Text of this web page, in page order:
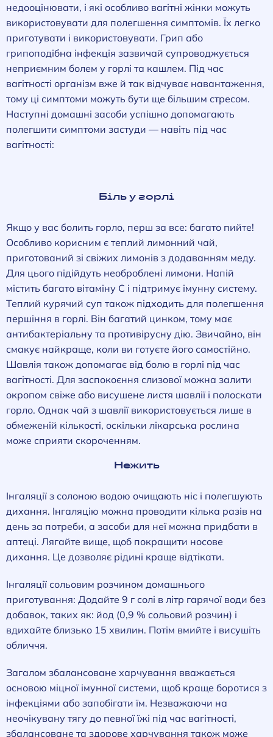
недооцінювати, і які особливо вагітні жінки можуть
використовувати для полегшення симптомів. Їх легко
приготувати і використовувати. Грип або
грипоподібна інфекція зазвичай супроводжується
неприємним болем у горлі та кашлем. Під час
вагітності організм вже й так відчуває навантаження,
тому ці симптоми можуть бути ще більшим стресом.
Наступні домашні засоби успішно допомагають
полегшити симптоми застуди — навіть під час
вагітності:
Біль у горлі
Якщо у вас болить горло, перш за все: багато пийте!
Особливо корисним є теплий лимонний чай,
приготований зі свіжих лимонів з додаванням меду.
Для цього підійдуть необроблені лимони. Напій
містить багато вітаміну С і підтримує імунну систему.
Теплий курячий суп також підходить для полегшення
першіння в горлі. Він багатий цинком, тому має
антибактеріальну та противірусну дію. Звичайно, він
смакує найкраще, коли ви готуєте його самостійно.
Шавлія також допомагає від болю в горлі під час
вагітності. Для заспокоєння слизової можна залити
окропом свіже або висушене листя шавлії і полоскати
горло. Однак чай з шавлії використовується лише в
обмеженій кількості, оскільки лікарська рослина
може сприяти скороченням.
Нежить
Інгаляції з солоною водою очищають ніс і полегшують
дихання. Інгаляцію можна проводити кілька разів на
день за потреби, а засоби для неї можна придбати в
аптеці. Лягайте вище, щоб покращити носове
дихання. Це дозволяє рідині краще відтікати.
Інгаляції сольовим розчином домашнього
приготування: Додайте 9 г солі в літр гарячої води без
добавок, таких як: йод (0,9 % сольовий розчин) і
вдихайте близько 15 хвилин. Потім вмийте і висушіть
обличчя.
Загалом збалансоване харчування вважається
основою міцної імунної системи, щоб краще боротися з
інфекціями або запобігати їм. Незважаючи на
неочікувану тягу до певної їжі під час вагітності,
збалансоване та здорове харчування також може